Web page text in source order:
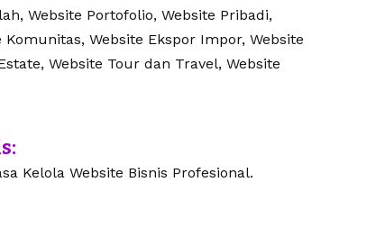
Website Portofolio, Website Pribadi,
Website Ekspor Impor, Website
Website Tour dan Travel, Website
Kelola Website Bisnis Profesional.